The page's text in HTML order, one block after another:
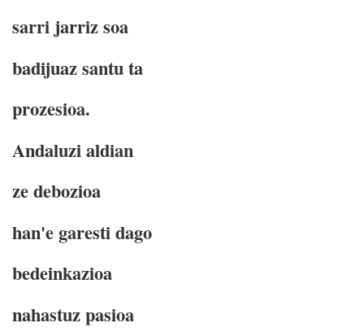
sarri jarriz soa
badijuaz santu ta
prozesioa.
Andaluzi aldian
ze debozioa
han'e garesti dago
bedeinkazioa
nahastuz pasioa